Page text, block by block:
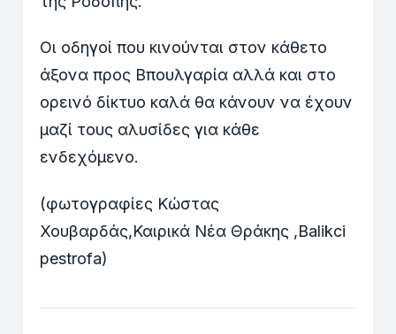
Οι οδηγοί που κινούνται στον κάθετο
άξονα προς Βπουλγαρία αλλά και στο
ορεινό δίκτυο καλά θα κάνουν να έχουν
μαζί τους αλυσίδες για κάθε
ενδεχόμενο.
(φωτογραφίες Κώστας
Χουβαρδάς,Καιρικά Νέα Θράκης ,Balikci
pestrofa)